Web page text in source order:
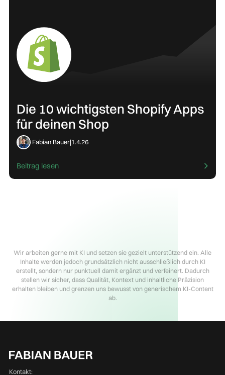
Die 10 wichtigsten Shopify Apps
für deinen Shop
Fabian Bauer|1.4.26
Beitrag lesen
Wir arbeiten gerne mit KI und setzen sie gezielt unterstützend ein. Alle
Inhalte werden jedoch grundsätzlich nicht ausschließlich durch KI
erstellt, sondern nur punktuell damit ergänzt und verfeinert. Dadurch
stellen wir sicher, dass Qualität, Kontext und inhaltliche Präzision
erhalten bleiben und grenzen uns bewusst von generischem KI-Content
ab.
Kontakt: